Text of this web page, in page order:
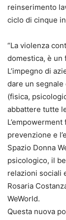
reinserimento
ciclo di cinque
“La violenza
domestica, è un
L’impegno di
dare un
(fisica,
abbattere tutte
prevenzione e
Spazio Donna
psicologico, il
relazioni sociali
Rosaria
WeWorld.
Questa nuova